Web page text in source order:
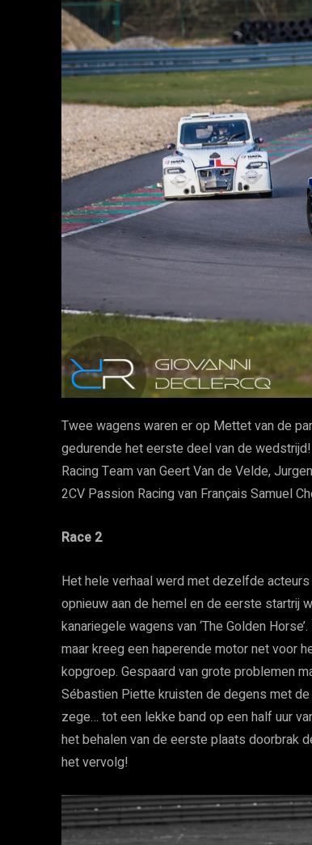
Twee wagens waren er op Mettet van de
gedurende het eerste deel van de
Racing Team van Geert Van de Velde,
2CV Passion Racing van Français Samuel
Race 2
Het hele verhaal werd met dezelfde
opnieuw aan de hemel en de eerste startrij
kanariegele wagens van ‘The Golden
maar kreeg een haperende motor net voor
kopgroep. Gespaard van grote problemen
Sébastien Piette kruisten de degens met
zege… tot een lekke band op een half uur
het behalen van de eerste plaats doorbrak
het vervolg!